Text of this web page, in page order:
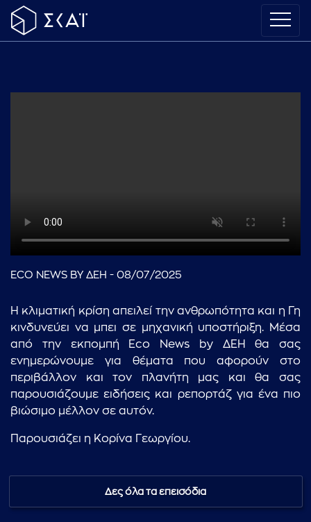
ECO NEWS BY ΔΕΗ - 08/07/2025
Η κλιματική κρίση απειλεί την ανθρωπότητα και η Γη
κινδυνεύει να μπει σε μηχανική υποστήριξη. Μέσα
από την εκπομπή Eco News by ΔΕΗ θα σας
ενημερώνουμε για θέματα που αφορούν στο
περιβάλλον και τον πλανήτη μας και θα σας
παρουσιάζουμε ειδήσεις και ρεπορτάζ για ένα πιο
βιώσιμο μέλλον σε αυτόν.
Παρουσιάζει η Κορίνα Γεωργίου.
Δες όλα τα επεισόδια